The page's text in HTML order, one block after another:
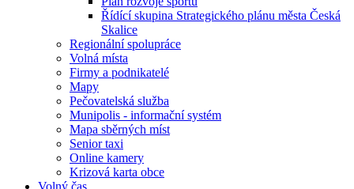
Řídící skupina Strategického plánu města Česká
Skalice
Regionální spolupráce
Volná místa
Firmy a podnikatelé
Mapy
Pečovatelská služba
Munipolis - informační systém
Mapa sběrných míst
Senior taxi
Online kamery
Krizová karta obce
Volný čas